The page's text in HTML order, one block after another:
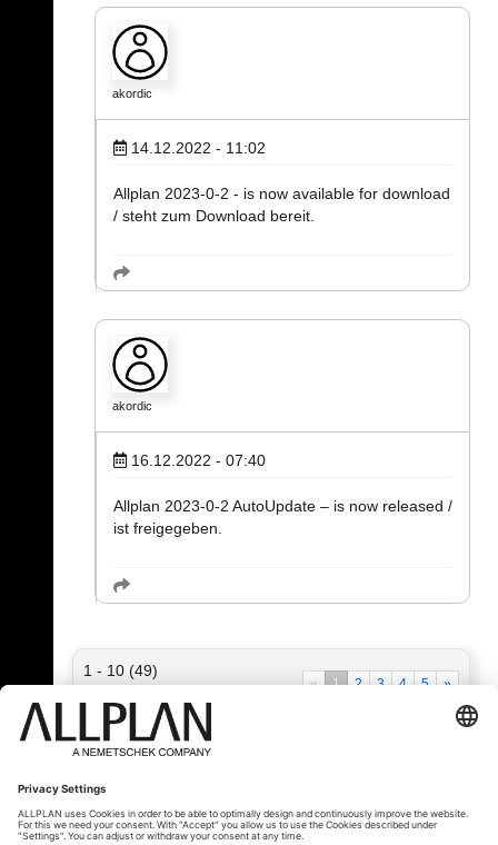
akordic
14.12.2022 - 11:02
Allplan 2023-0-2 - is now available for download
/ steht zum Download bereit.
akordic
16.12.2022 - 07:40
Allplan 2023-0-2 AutoUpdate – is now released /
ist freigegeben.
1 - 10 (49)
« 1 2 3 4 5 »
« Zurück